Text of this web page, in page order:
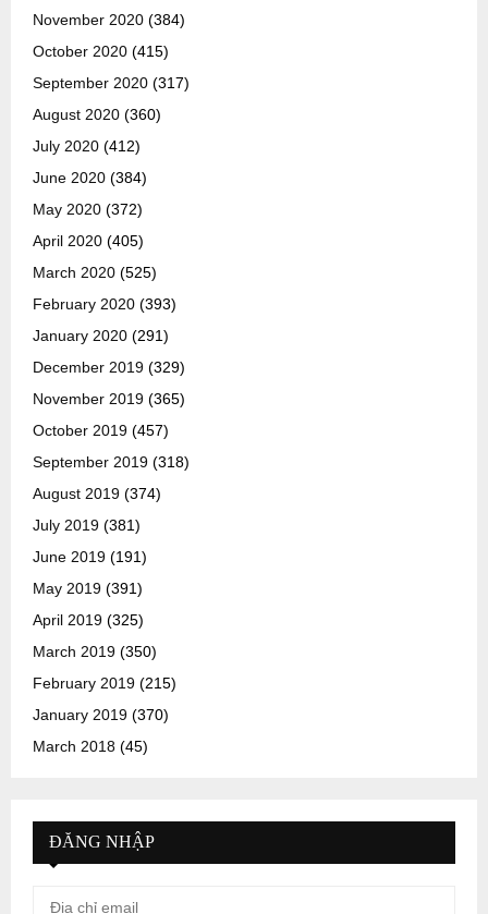
November 2020 (384)
October 2020 (415)
September 2020 (317)
August 2020 (360)
July 2020 (412)
June 2020 (384)
May 2020 (372)
April 2020 (405)
March 2020 (525)
February 2020 (393)
January 2020 (291)
December 2019 (329)
November 2019 (365)
October 2019 (457)
September 2019 (318)
August 2019 (374)
July 2019 (381)
June 2019 (191)
May 2019 (391)
April 2019 (325)
March 2019 (350)
February 2019 (215)
January 2019 (370)
March 2018 (45)
ĐĂNG NHẬP